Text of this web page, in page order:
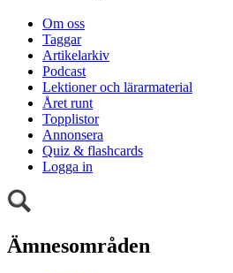
Om oss
Taggar
Artikelarkiv
Podcast
Lektioner och lärarmaterial
Året runt
Topplistor
Annonsera
Quiz & flashcards
Logga in
Ämnesområden